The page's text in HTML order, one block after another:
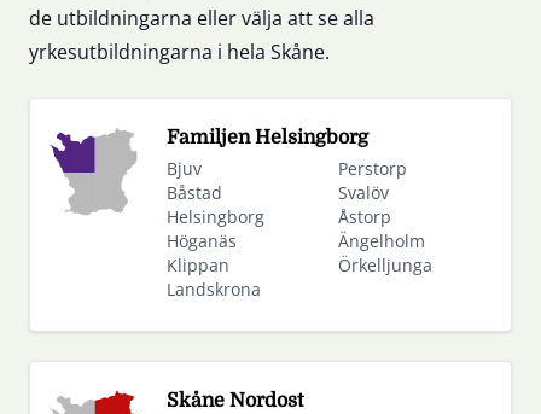
de utbildningarna eller välja att se alla
yrkesutbildningarna i hela Skåne.
Familjen Helsingborg
Bjuv
Båstad
Helsingborg
Höganäs
Klippan
Landskrona
Perstorp
Svalöv
Åstorp
Ängelholm
Örkelljunga
Skåne Nordost